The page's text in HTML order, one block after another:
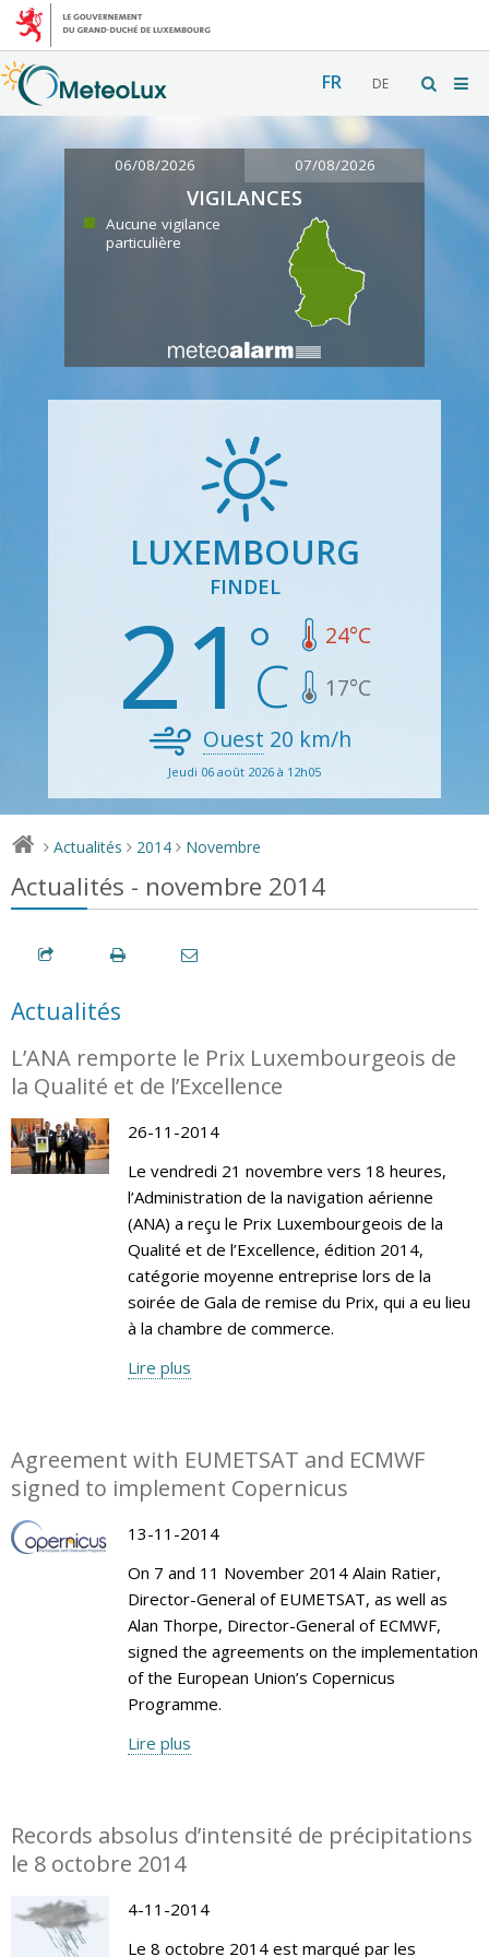
FR DE
06/08/2026 07/08/2026
VIGILANCES
Aucune vigilance
particulière
LUXEMBOURG
FINDEL
21 24°C
17°C
Ouest 20 km/h
Jeudi 06 août 2026 à 12h05
> Actualités > 2014 > Novembre
Actualités - novembre 2014
Actualités
L’ANA remporte le Prix Luxembourgeois de
la Qualité et de l’Excellence
26-11-2014
Le vendredi 21 novembre vers 18 heures,
l’Administration de la navigation aérienne
(ANA) a reçu le Prix Luxembourgeois de la
Qualité et de l’Excellence, édition 2014,
catégorie moyenne entreprise lors de la
soirée de Gala de remise du Prix, qui a eu lieu
à la chambre de commerce.
Lire plus
Agreement with EUMETSAT and ECMWF
signed to implement Copernicus
13-11-2014
On 7 and 11 November 2014 Alain Ratier,
Director-General of EUMETSAT, as well as
Alan Thorpe, Director-General of ECMWF,
signed the agreements on the implementation
of the European Union’s Copernicus
Programme.
Lire plus
Records absolus d’intensité de précipitations
le 8 octobre 2014
4-11-2014
Le 8 octobre 2014 est marqué par les